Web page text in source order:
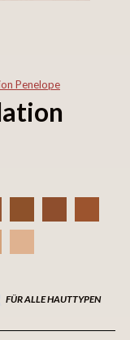
Penelope
FÜR ALLE HAUTTYPEN